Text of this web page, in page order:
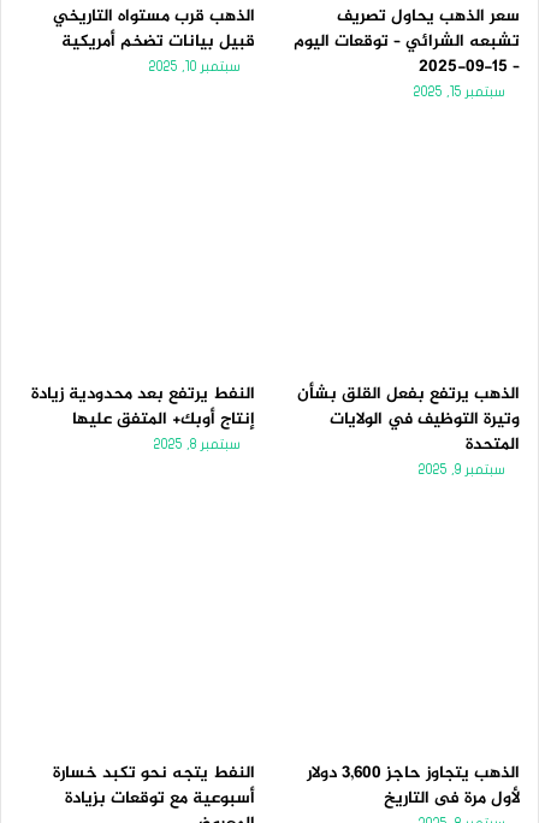
سعر الذهب يحاول تصريف
تشبعه الشرائي – توقعات اليوم
– 15-09-2025
سبتمبر 15, 2025
الذهب قرب مستواه التاريخي
قبيل بيانات تضخم أمريكية
سبتمبر 10, 2025
الذهب يرتفع بفعل القلق بشأن
وتيرة التوظيف في الولايات
المتحدة
سبتمبر 9, 2025
النفط يرتفع بعد محدودية زيادة
إنتاج أوبك+ المتفق عليها
سبتمبر 8, 2025
الذهب يتجاوز حاجز 3,600 دولار
لأول مرة فى التاريخ
النفط يتجه نحو تكبد خسارة
أسبوعية مع توقعات بزيادة